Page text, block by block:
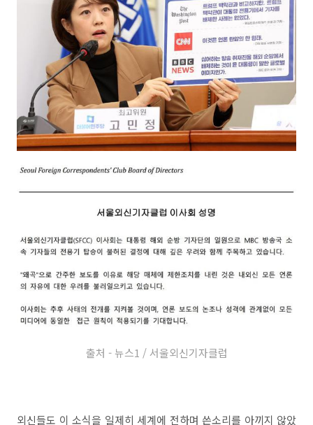
출처 - 뉴스1 / 서울외신기자클럽
외신들도 이 소식을 일제히 세계에 전하며 쓴소리를 아끼지 않았